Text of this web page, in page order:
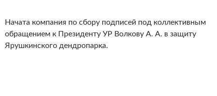
Начата компания по сбору подписей под коллективным
обращением к Президенту УР Волкову А. А. в защиту
Ярушкинского дендропарка.